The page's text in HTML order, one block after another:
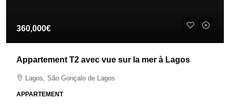
360,000€
Appartement T2 avec vue sur la mer à Lagos
Lagos, São Gonçalo de Lagos
APPARTEMENT